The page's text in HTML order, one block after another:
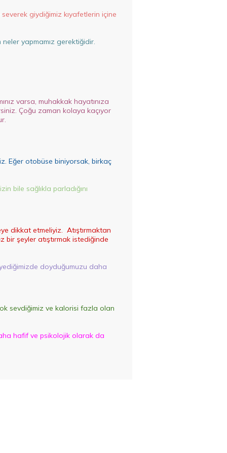
giydiğimiz kıyafetlerin içine
yapmamız gerektiğidir.
varsa, muhakkak hayatınıza
Çoğu zaman kolaya kaçıyor
Eğer otobüse biniyorsak, birkaç
bile sağlıkla parladığını
dikkat etmeliyiz. Atıştırmaktan
bir şeyler atıştırmak istediğinde
yediğimizde doyduğumuzu daha
çok sevdiğimiz ve kalorisi fazla olan
hafif ve psikolojik olarak da